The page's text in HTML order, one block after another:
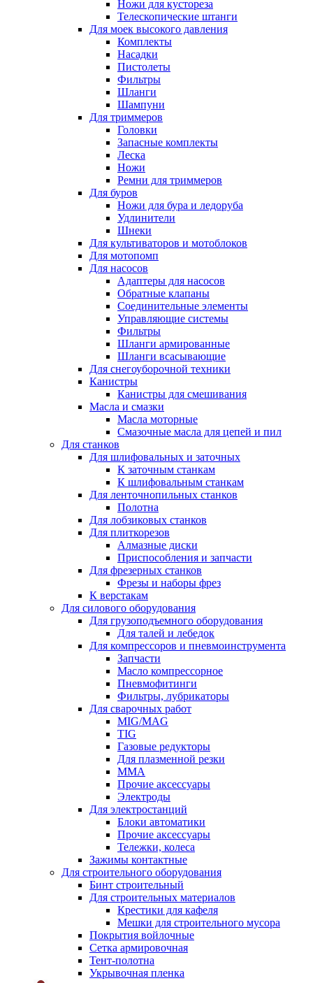
Ножи для кустореза
Телескопические штанги
Для моек высокого давления
Комплекты
Насадки
Пистолеты
Фильтры
Шланги
Шампуни
Для триммеров
Головки
Запасные комплекты
Леска
Ножи
Ремни для триммеров
Для буров
Ножи для бура и ледоруба
Удлинители
Шнеки
Для культиваторов и мотоблоков
Для мотопомп
Для насосов
Адаптеры для насосов
Обратные клапаны
Соединительные элементы
Управляющие системы
Фильтры
Шланги армированные
Шланги всасывающие
Для снегоуборочной техники
Канистры
Канистры для смешивания
Масла и смазки
Масла моторные
Смазочные масла для цепей и пил
Для станков
Для шлифовальных и заточных
К заточным станкам
К шлифовальным станкам
Для ленточнопильных станков
Полотна
Для лобзиковых станков
Для плиткорезов
Алмазные диски
Приспособления и запчасти
Для фрезерных станков
Фрезы и наборы фрез
К верстакам
Для силового оборудования
Для грузоподъемного оборудования
Для талей и лебедок
Для компрессоров и пневмоинструмента
Запчасти
Масло компрессорное
Пневмофитинги
Фильтры, лубрикаторы
Для сварочных работ
MIG/MAG
TIG
Газовые редукторы
Для плазменной резки
ММА
Прочие аксессуары
Электроды
Для электростанций
Блоки автоматики
Прочие аксессуары
Тележки, колеса
Зажимы контактные
Для строительного оборудования
Бинт строительный
Для строительных материалов
Крестики для кафеля
Мешки для строительного мусора
Покрытия войлочные
Сетка армировочная
Тент-полотна
Укрывочная пленка